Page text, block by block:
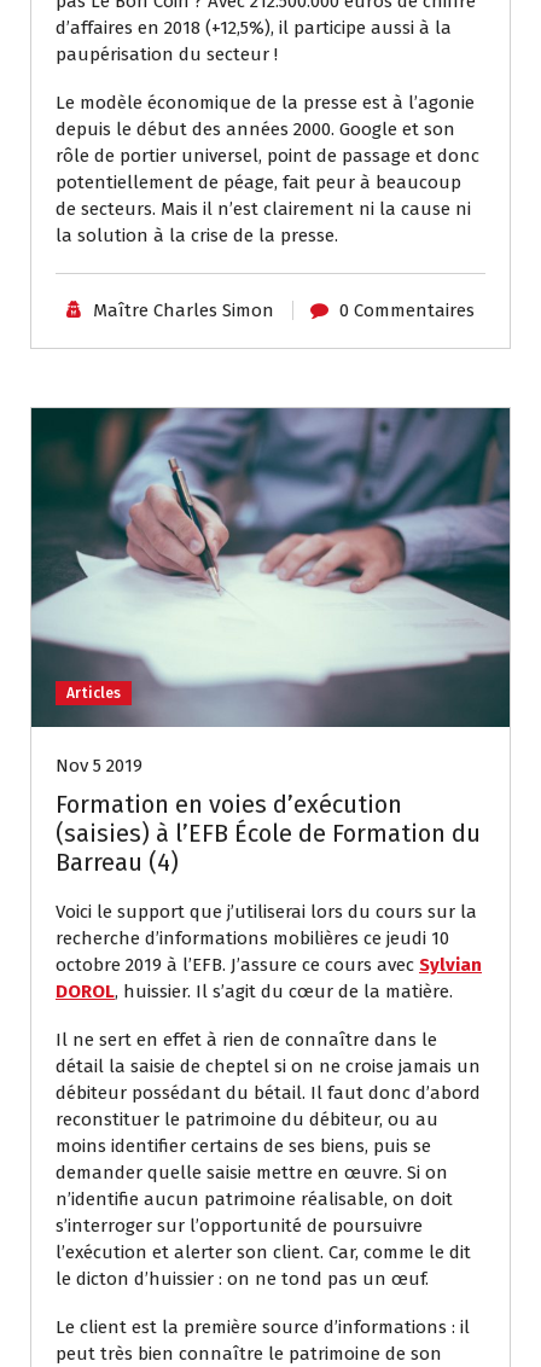
d’affaires en 2018 (+12,5%), il participe aussi à la
paupérisation du secteur !
Le modèle économique de la presse est à l’agonie
depuis le début des années 2000. Google et son
rôle de portier universel, point de passage et donc
potentiellement de péage, fait peur à beaucoup
de secteurs. Mais il n’est clairement ni la cause ni
la solution à la crise de la presse.
Maître Charles Simon 0 Commentaires
Articles
Nov 5 2019
Formation en voies d’exécution
(saisies) à l’EFB École de Formation du
Barreau (4)
Voici le support que j’utiliserai lors du cours sur la
recherche d’informations mobilières ce jeudi 10
octobre 2019 à l’EFB. J’assure ce cours avec Sylvian
DOROL, huissier. Il s’agit du cœur de la matière.
Il ne sert en effet à rien de connaître dans le
détail la saisie de cheptel si on ne croise jamais un
débiteur possédant du bétail. Il faut donc d’abord
reconstituer le patrimoine du débiteur, ou au
moins identifier certains de ses biens, puis se
demander quelle saisie mettre en œuvre. Si on
n’identifie aucun patrimoine réalisable, on doit
s’interroger sur l’opportunité de poursuivre
l’exécution et alerter son client. Car, comme le dit
le dicton d’huissier : on ne tond pas un œuf.
Le client est la première source d’informations : il
peut très bien connaître le patrimoine de son